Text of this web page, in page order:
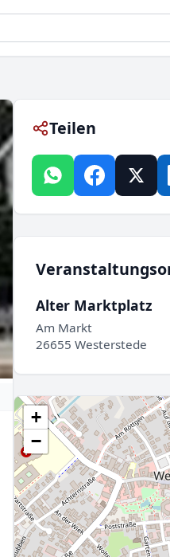
Teilen
Alter Marktplatz
Am Markt
26655 Westerstede
+
−